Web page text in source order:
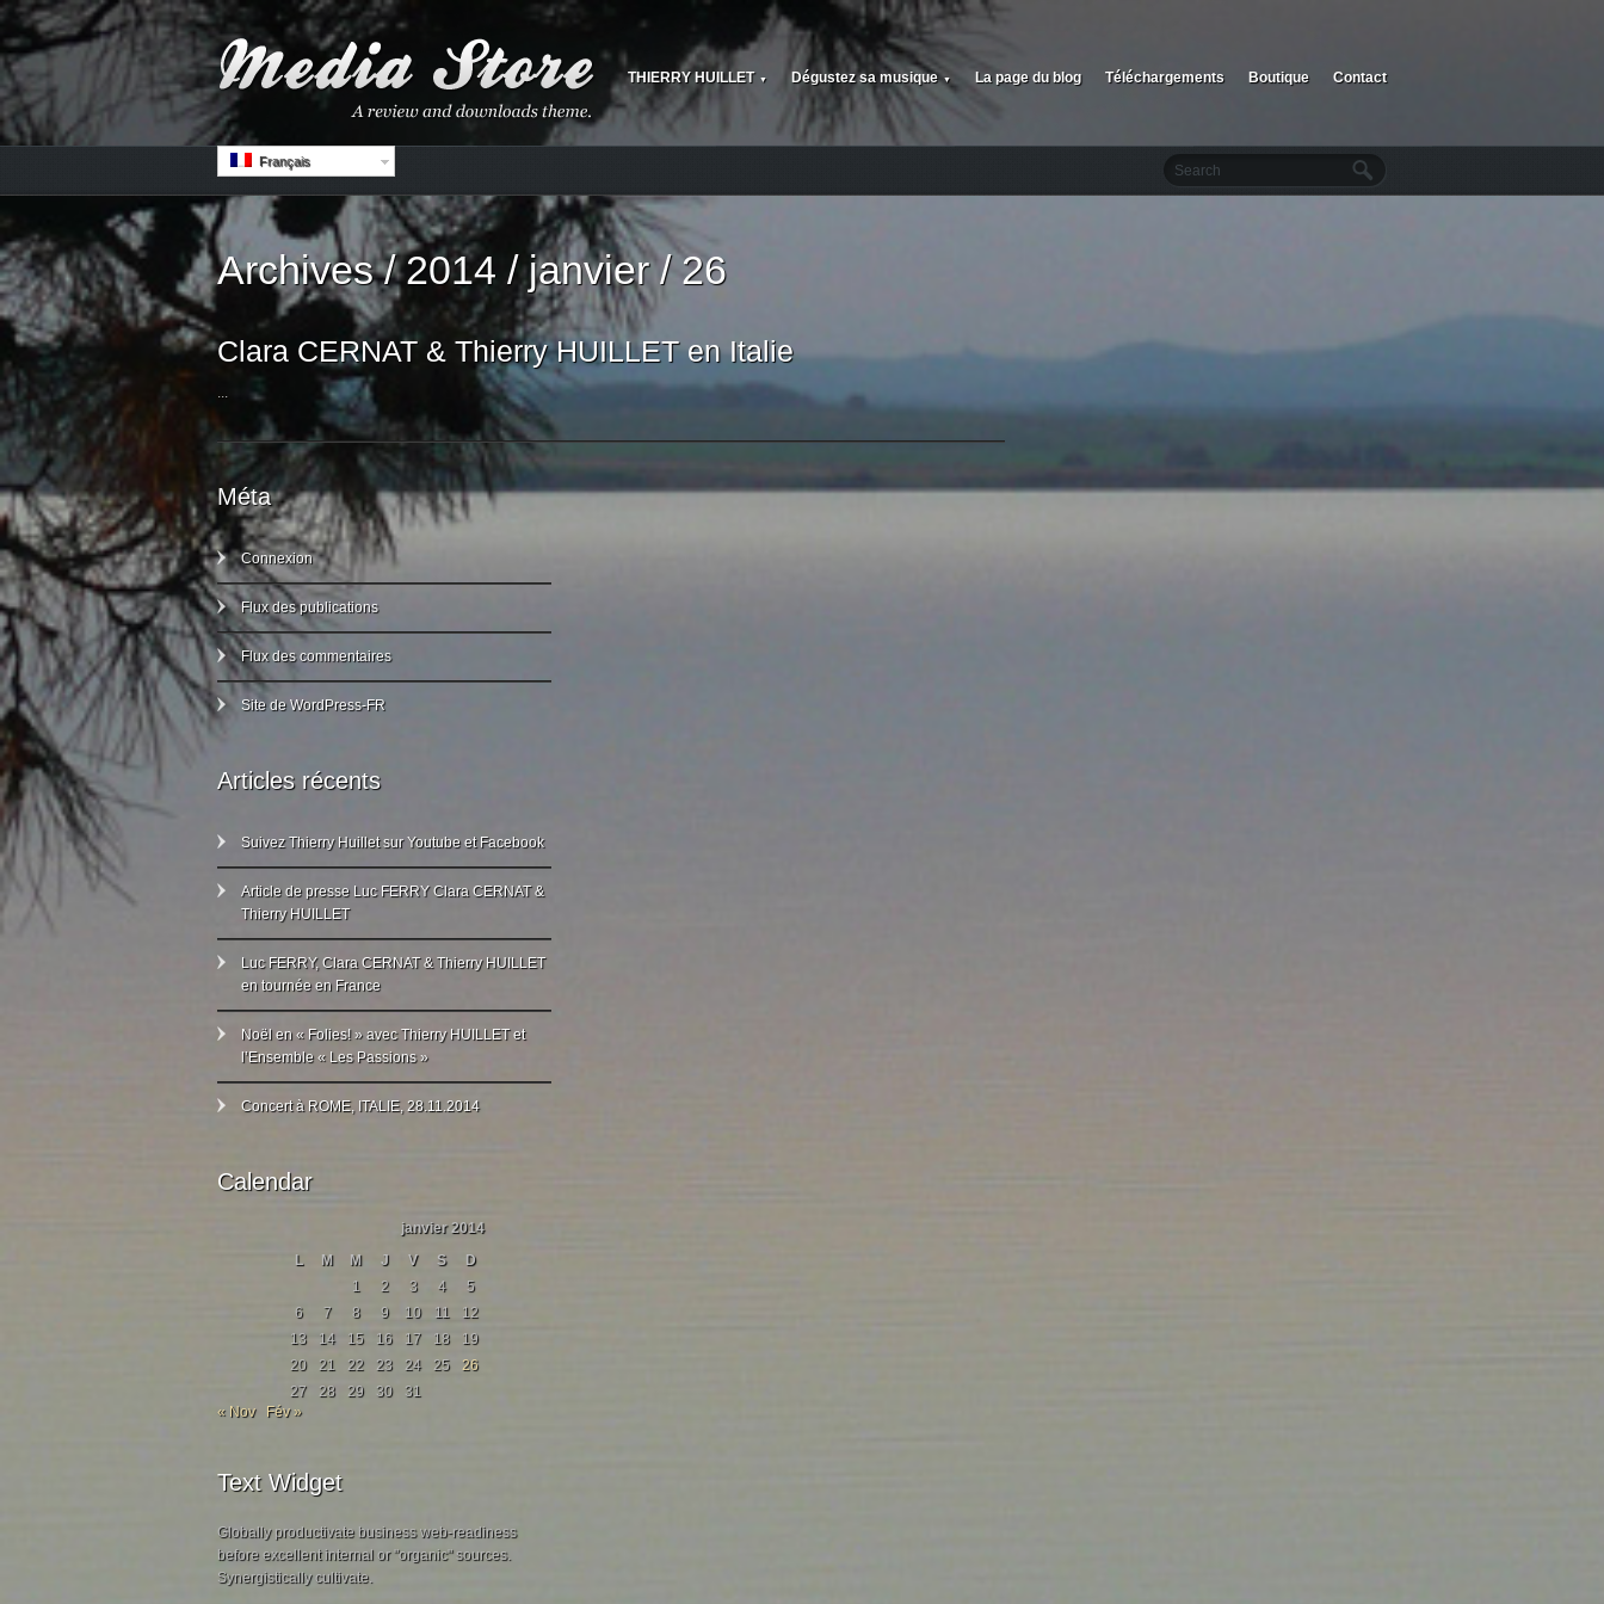
THIERRY HUILLET ▼ Dégustez sa musique ▼ La page du blog Téléchargements Boutique Contact
Français
Archives / 2014 / janvier / 26
Clara CERNAT & Thierry HUILLET en Italie
...
Méta
Connexion
Flux des publications
Flux des commentaires
Site de WordPress-FR
Articles récents
Suivez Thierry Huillet sur Youtube et Facebook
Article de presse Luc FERRY Clara CERNAT &
Thierry HUILLET
Luc FERRY, Clara CERNAT & Thierry HUILLET
en tournée en France
Noël en « Folies! » avec Thierry HUILLET et
l’Ensemble « Les Passions »
Concert à ROME, ITALIE, 28.11.2014
Calendar
janvier 2014
L
M M J V S
D
1
2 3 4
5
6
7 8 9 10 11
12
13
14 15 16 17 18
19
20
21 22 23 24 25
26
27
28 29 30
31
« Nov
Fév »
Text Widget
Globally productivate business web-readiness
before excellent internal or "organic" sources.
Synergistically cultivate.